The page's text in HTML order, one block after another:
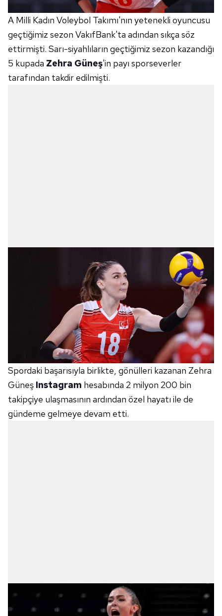
A Milli Kadın Voleybol Takımı'nın yetenekli oyuncusu
geçtiğimiz sezon VakıfBank'ta adından sıkça söz
ettirmişti. Sarı-siyahlıların geçtiğimiz sezon kazandığı
5 kupada Zehra Güneş'in payı sporseverler
tarafından takdir edilmişti.
Spordaki başarısıyla birlikte, gönülleri kazanan Zehra
Güneş Instagram hesabında 2 milyon 200 bin
takipçiye ulaşmasının ardından özel hayatı ile de
gündeme gelmeye devam etti.